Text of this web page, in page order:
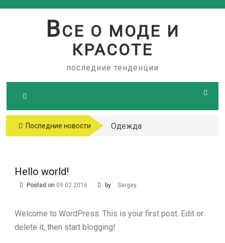
ВСЕ О МОДЕ И
КРАСОТЕ
последние тенденции
Последние новости
Одежда
Hello world!
Posted on 09.02.2016 by Sergey
Welcome to WordPress. This is your first post. Edit or
delete it, then start blogging!